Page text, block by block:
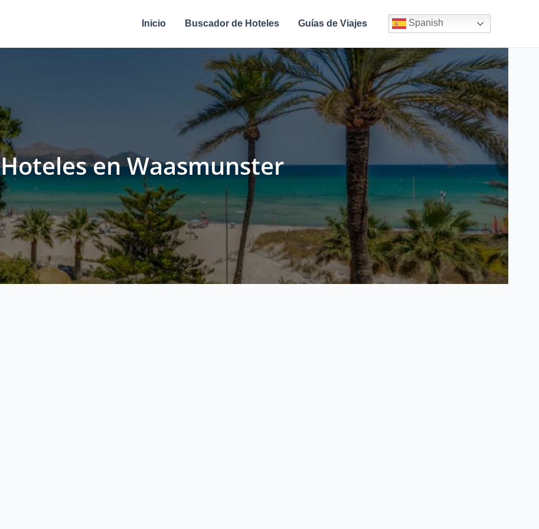
Inicio Buscador de Hoteles Guías de Viajes Spanish
Hoteles en Waasmunster